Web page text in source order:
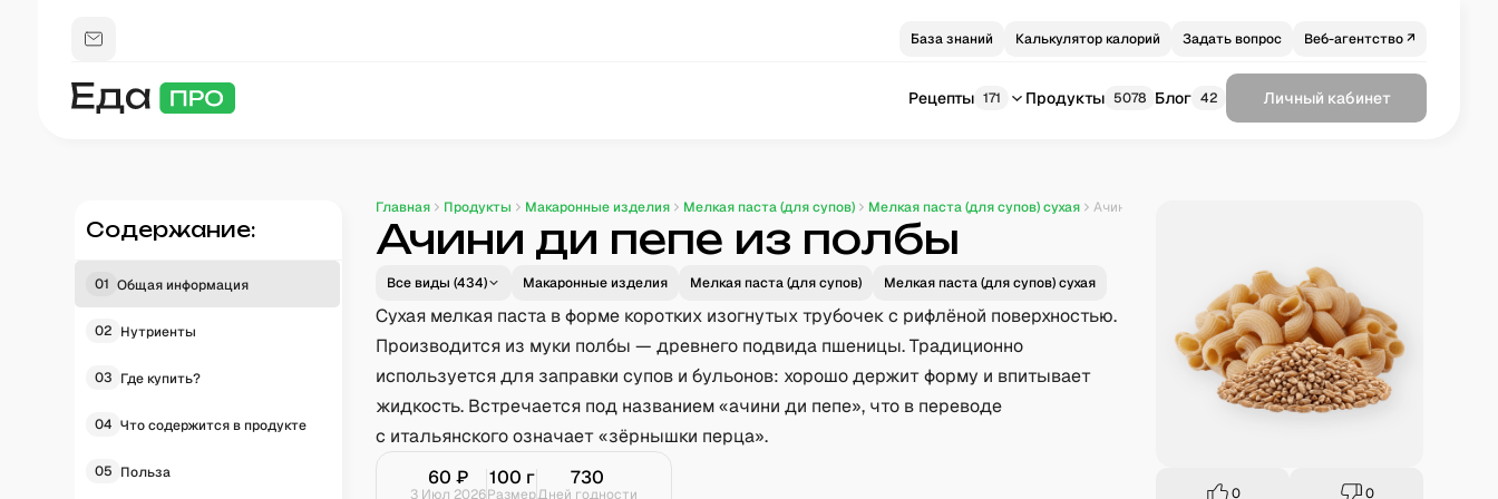
База знаний Калькулятор калорий Задать вопрос Веб-агентство ↗
Рецепты 171 Продукты 5078 Блог 42 Личный кабинет
Содержание:
01 Общая информация
02 Нутриенты
03 Где купить?
04 Что содержится в продукте
05 Польза
Главная Продукты Макаронные изделия Мелкая паста (для супов) Мелкая паста (для супов) сухая
Ачини ди пепе из полбы
Все виды (434) Макаронные изделия Мелкая паста (для супов) Мелкая паста (для супов) сухая
Сухая мелкая паста в форме коротких изогнутых трубочек с рифлёной поверхностью.
Производится из муки полбы — древнего подвида пшеницы. Традиционно
используется для заправки супов и бульонов: хорошо держит форму и впитывает
жидкость. Встречается под названием «ачини ди пепе», что в переводе
с итальянского означает «зёрнышки перца».
60 ₽
3 Июл 2026
100 г
Размер
730
Дней годности 0 0